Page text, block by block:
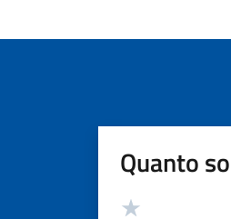
Quanto
Valutazione